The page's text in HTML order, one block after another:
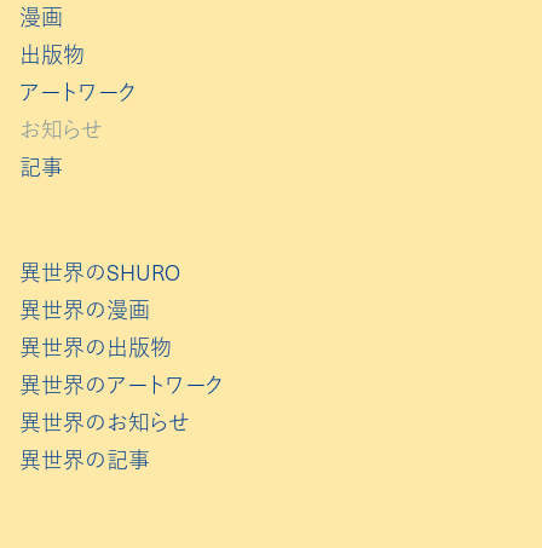
漫画
出版物
アートワーク
お知らせ
記事
異世界のSHURO
異世界の漫画
異世界の出版物
異世界のアートワーク
異世界のお知らせ
異世界の記事